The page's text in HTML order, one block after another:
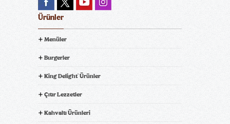
Ürünler
Menüler
Burgerler
King Delight® Ürünler
Çıtır Lezzetler
Kahvaltı Ürünleri